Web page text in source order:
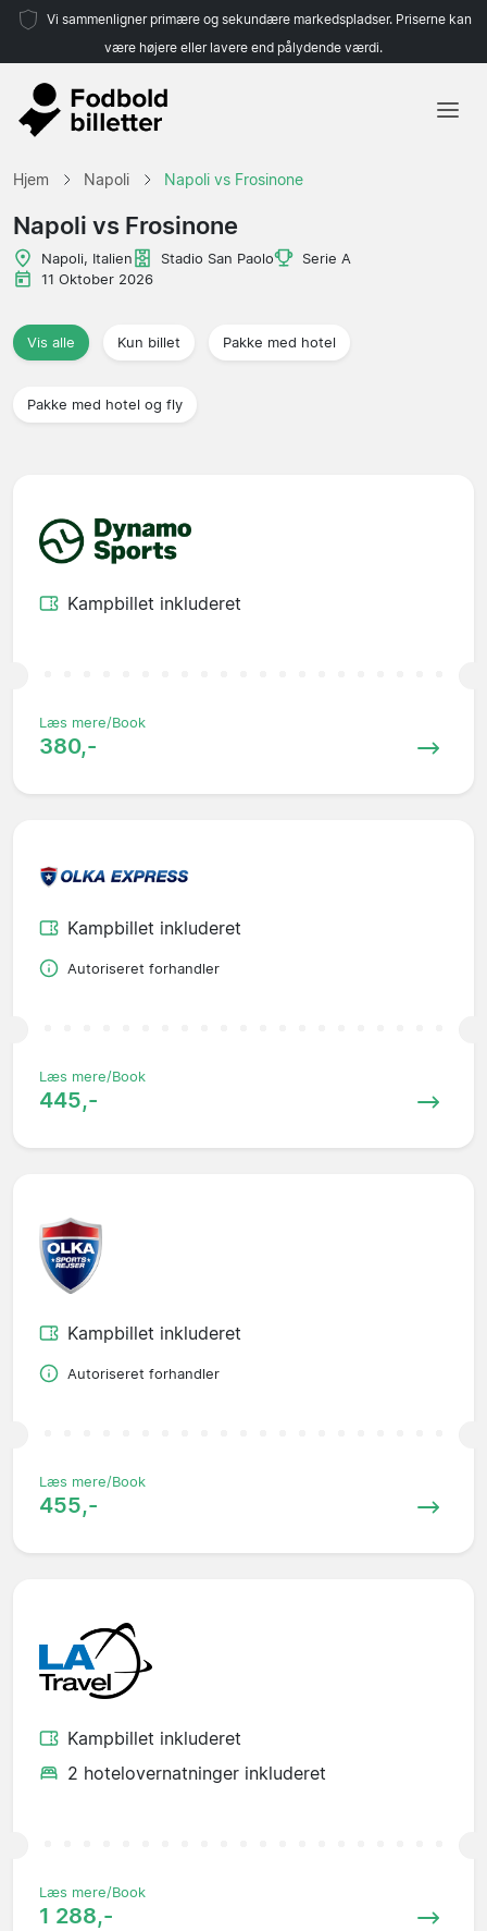
Vi sammenligner primære og sekundære markedspladser. Priserne kan
være højere eller lavere end pålydende værdi.
Hjem Napoli Napoli vs Frosinone
Napoli vs Frosinone
Napoli, Italien Stadio San Paolo
Serie A
11 Oktober 2026
Vis alle Kun billet Pakke med hotel
Pakke med hotel og fly
Kampbillet inkluderet
Læs mere/Book
380,-
Kampbillet inkluderet
Autoriseret forhandler
Læs mere/Book
445,-
Kampbillet inkluderet
Autoriseret forhandler
Læs mere/Book
455,-
Kampbillet inkluderet
2 hotelovernatninger inkluderet
Læs mere/Book
1 288,-